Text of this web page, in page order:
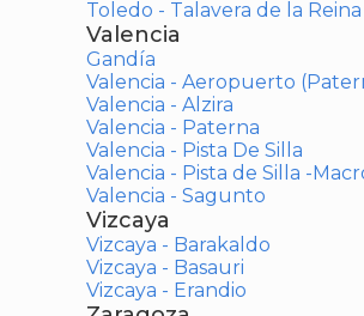
Toledo - Talavera de la Reina
Valencia
Gandía
Valencia - Aeropuerto
Valencia - Alzira
Valencia - Paterna
Valencia - Pista De Silla
Valencia - Pista de Silla -
Valencia - Sagunto
Vizcaya
Vizcaya - Barakaldo
Vizcaya - Basauri
Vizcaya - Erandio